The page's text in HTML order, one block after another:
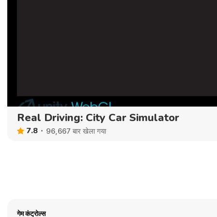
Real Driving: City Car Simulator
7.8 96,667 बार खेला गया
गेम कंट्रोल्स